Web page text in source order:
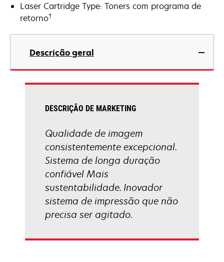
Laser Cartridge Type: Toners com programa de
retorno†
Descrição geral
DESCRIÇÃO DE MARKETING
Qualidade de imagem
consistentemente excepcional.
Sistema de longa duração
confiável Mais
sustentabilidade. Inovador
sistema de impressão que não
precisa ser agitado.